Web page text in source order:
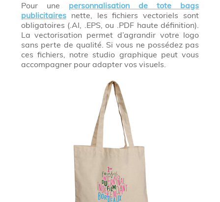
Pour une personnalisation de tote bags
publicitairesnette, les fichiers vectoriels sont
obligatoires (.AI, .EPS, ou .PDF haute définition).
La vectorisation permet d’agrandir votre logo
sans perte de qualité. Si vous ne possédez pas
ces fichiers, notre studio graphique peut vous
accompagner pour adapter vos visuels.